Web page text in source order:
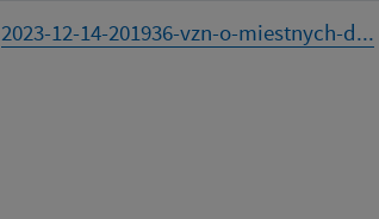
2023-12-14-201936-vzn-o-miestnych-d...